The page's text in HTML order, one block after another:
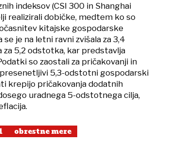
indeksov (CSI 300 in Shanghai
realizirali dobičke, medtem ko so
kitajske gospodarske
je na letni ravni zvišala za 3,4
5,2 odstotka, kar predstavlja
so zaostali za pričakovanji in
5,3-odstotni gospodarski
krepijo pričakovanja dodatnih
uradnega 5-odstotnega cilja,
obrestne mere